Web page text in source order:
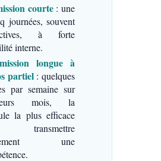
courte: une
journées, souvent
à forte
interne.
longue à
partiel: quelques
par semaine sur
mois, la
la plus efficace
transmettre
une